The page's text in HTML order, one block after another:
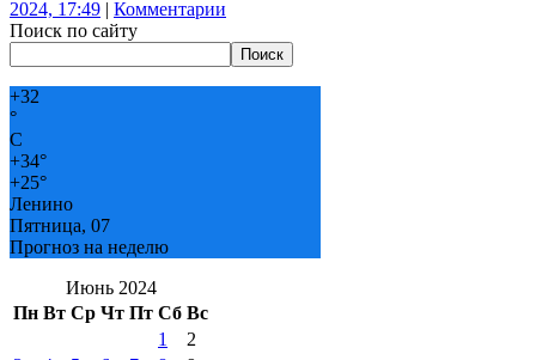
2024, 17:49 | Комментарии
Поиск по сайту
Поиск
+32
°
C
+34°
+25°
Ленино
Пятница, 07
Прогноз на неделю
Июнь 2024
Пн Вт Ср Чт Пт Сб Вс
1
2